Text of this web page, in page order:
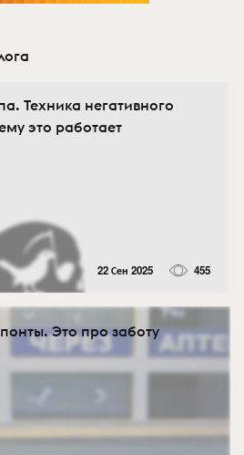
Техника негативного
это работает
22 Сен 2025 455
Это про заботу